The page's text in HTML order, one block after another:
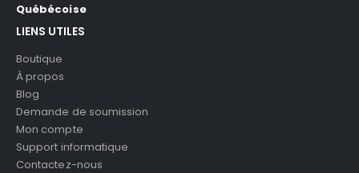
Québécoise
LIENS UTILES
Boutique
À propos
Blog
Demande de soumission
Mon compte
Support informatique
Contactez-nous